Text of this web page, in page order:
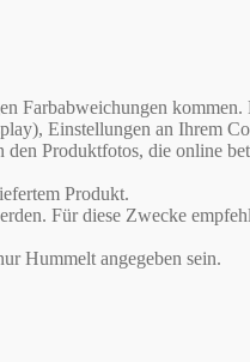
Farbabweichungen
Einstellungen an Ihrem
Produktfotos, die online
Produkt.
Für diese Zwecke
Hummelt angegeben sein.